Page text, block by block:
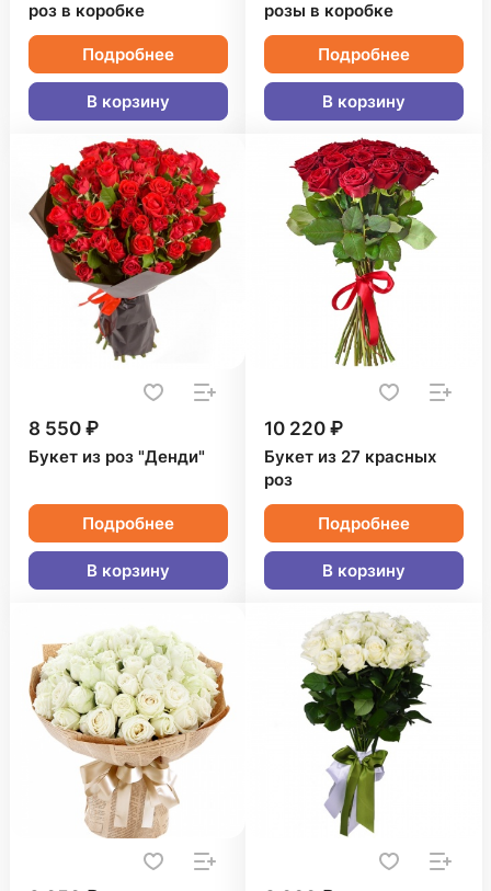
роз в коробке
Подробнее
В корзину
розы в коробке
Подробнее
В корзину
8 550 ₽
Букет из роз "Денди"
Подробнее
В корзину
10 220 ₽
Букет из 27 красных
роз
Подробнее
В корзину